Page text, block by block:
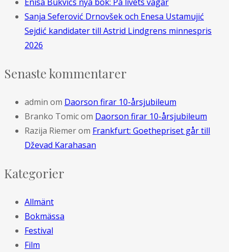
Sanja Seferović Drnovšek och Enesa Ustamujić
Sejdić kandidater till Astrid Lindgrens minnespris
2026
Senaste kommentarer
admin om Daorson firar 10-årsjubileum
Branko Tomicom Daorson firar 10-årsjubileum
Razija Riemerom Frankfurt: Goethepriset går till
Dževad Karahasan
Kategorier
Allmänt
Bokmässa
Festival
Film